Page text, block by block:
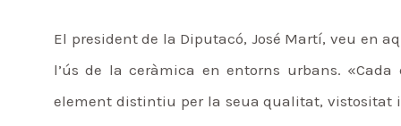
El president de la Diputacó, José Martí, veu en
l’ús de la ceràmica en entorns urbans.
element distintiu per la seua qualitat,